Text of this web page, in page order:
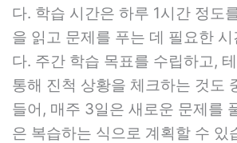
다. 학습 시간은 하루 1시간 정도
을 읽고 문제를 푸는 데 필요한
다. 주간 학습 목표를 수립하고,
통해 진척 상황을 체크하는 것도
들어, 매주 3일은 새로운 문제를
은 복습하는 식으로 계획할 수 있